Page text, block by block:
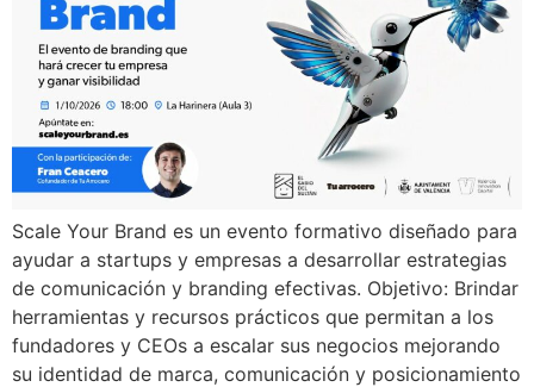
Scale Your Brand es un evento formativo diseñado para
ayudar a startups y empresas a desarrollar estrategias
de comunicación y branding efectivas. Objetivo: Brindar
herramientas y recursos prácticos que permitan a los
fundadores y CEOs a escalar sus negocios mejorando
su identidad de marca, comunicación y posicionamiento